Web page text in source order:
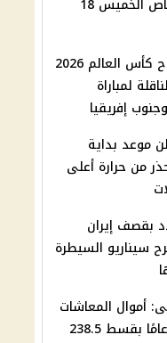
للقطاع الخاص الخميس 18
موعد افتتاح كأس العالم 2026
لمباراة
إفريقيا
موعد بداية
من حرارة أعلى
بقصف إيران
سيناريو السيطرة
أموال المعاشات
مؤمنة 50 عامًا بقسط 238.5